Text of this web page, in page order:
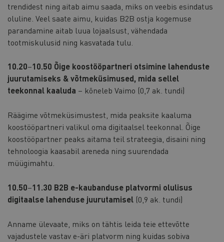
trendidest ning aitab aimu saada, miks on veebis esindatus
oluline. Veel saate aimu, kuidas B2B ostja kogemuse
parandamine aitab luua lojaalsust, vähendada
tootmiskulusid ning kasvatada tulu.
10.20–10.50 Õige koostööpartneri otsimine lahenduste
juurutamiseks & võtmeküsimused, mida sellel
teekonnal kaaluda – kõneleb Vaimo (0,7 ak. tundi)
Räägime võtmeküsimustest, mida peaksite kaaluma
koostööpartneri valikul oma digitaalsel teekonnal. Õige
koostööpartner peaks aitama teil strateegia, disaini ning
tehnoloogia kaasabil areneda ning suurendada
müügimahtu.
10.50–11.30 B2B e-kaubanduse platvormi olulisus
digitaalse lahenduse juurutamisel (0,9 ak. tundi)
Anname ülevaate, miks on tähtis leida teie ettevõtte
vajadustele vastav e-äri platvorm ning kuidas sobiva